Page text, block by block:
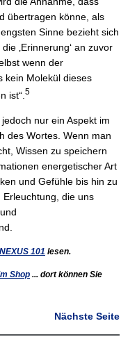
übertragen könne, als
Sinne bezieht sich
‚Erinnerung‘ an zuvor
wenn der
kein Molekül dieses
ist“. 5
nur ein Aspekt im
des Wortes. Wenn man
Wissen zu speichern
energetischer Art
und Gefühle bis hin zu
Erleuchtung, die uns
NEXUS 101 lesen.
Shop ... dort können Sie
Nächste Seite